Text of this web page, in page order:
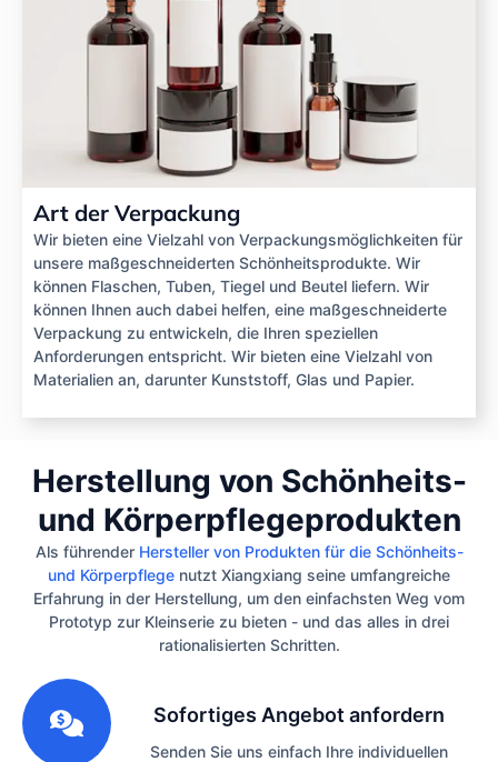
Art der Verpackung
Wir bieten eine Vielzahl von Verpackungsmöglichkeiten für
unsere maßgeschneiderten Schönheitsprodukte. Wir
können Flaschen, Tuben, Tiegel und Beutel liefern. Wir
können Ihnen auch dabei helfen, eine maßgeschneiderte
Verpackung zu entwickeln, die Ihren speziellen
Anforderungen entspricht. Wir bieten eine Vielzahl von
Materialien an, darunter Kunststoff, Glas und Papier.
Herstellung von Schönheits-
und Körperpflegeprodukten
Als führender Hersteller von Produkten für die Schönheits-
und Körperpflege nutzt Xiangxiang seine umfangreiche
Erfahrung in der Herstellung, um den einfachsten Weg vom
Prototyp zur Kleinserie zu bieten - und das alles in drei
rationalisierten Schritten.
Sofortiges Angebot anfordern
Senden Sie uns einfach Ihre individuellen